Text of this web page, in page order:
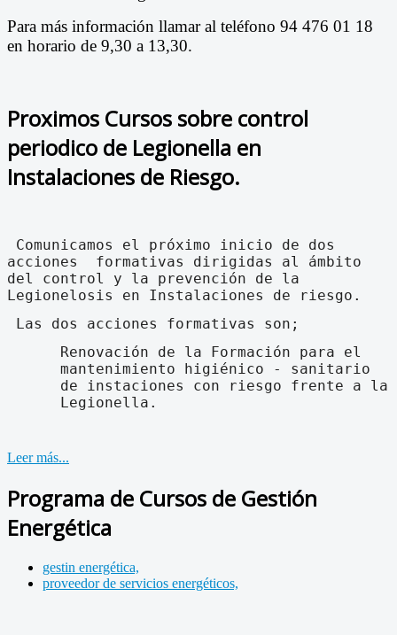
Para más información llamar al teléfono 94 476 01 18
en horario de 9,30 a 13,30.
Proximos Cursos sobre control
periodico de Legionella en
Instalaciones de Riesgo.
Comunicamos el próximo inicio de dos
acciones formativas dirigidas al ámbito
del control y la prevención de la
Legionelosis en Instalaciones de riesgo.
Las dos acciones formativas son;
Renovación de la Formación para el
mantenimiento higiénico - sanitario
de instaciones con riesgo frente a la
Legionella.
Leer más...
Programa de Cursos de Gestión
Energética
gestin energética,
proveedor de servicios energéticos,